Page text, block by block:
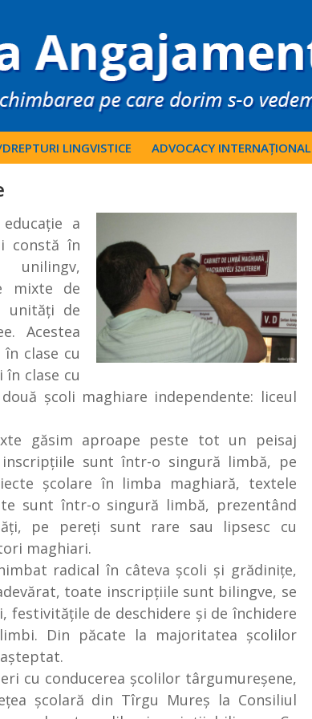
LINGVISTICE ADVOCACY INTERNAȚIONAL
a
constă în
mixte de
unităţi de
Acestea
clase cu
clase cu
şcoli maghiare independente: liceul
găsim aproape peste tot un peisaj
sunt într-o singură limbă, pe
şcolare în limba maghiară, textele
sunt într-o singură limbă, prezentând
pe pereţi sunt rare sau lipsesc cu
maghiari.
radical în câteva şcoli şi grădiniţe,
toate inscripţiile sunt bilingve, se
de deschidere şi de închidere
Din păcate la majoritatea şcolilor
cu conducerea şcolilor târgumureşene,
şcolară din Tîrgu Mureş la Consiliul